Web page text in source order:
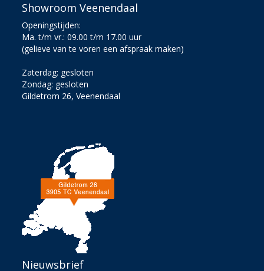
Showroom Veenendaal
Openingstijden:
Ma. t/m vr.: 09.00 t/m 17.00 uur
(gelieve van te voren een afspraak maken)
Zaterdag: gesloten
Zondag: gesloten
Gildetrom 26, Veenendaal
Nieuwsbrief